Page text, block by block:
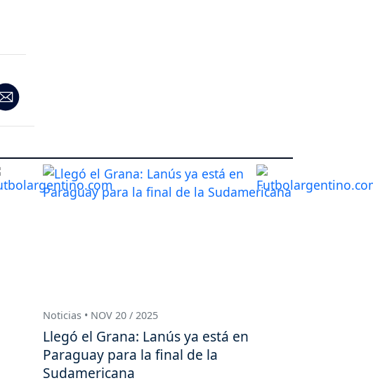
Noticias • NOV 20 / 2025
Llegó el Grana: Lanús ya está en
Paraguay para la final de la
Sudamericana